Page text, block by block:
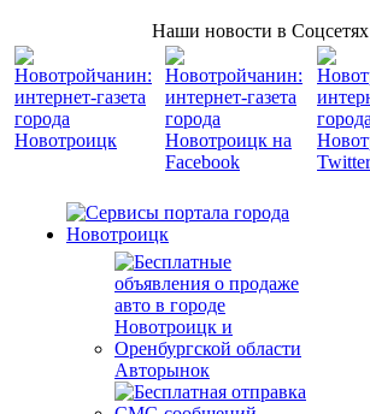
Наши новости в Соцсетях
Авторынок